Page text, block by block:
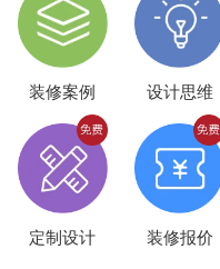
装修案例 设计思维
定制设计 装修报价